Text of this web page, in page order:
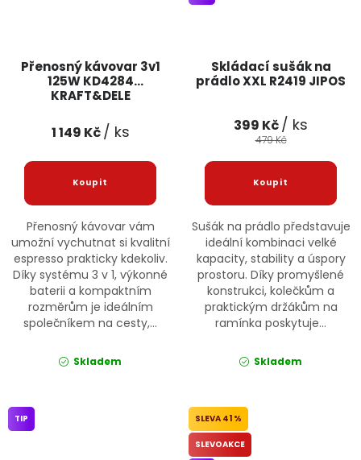
Přenosný kávovar 3v1
125W KD4284
KRAFT&DELE
1 149 Kč/ ks
Přenosný kávovar vám
umožní vychutnat si kvalitní
espresso prakticky kdekoliv.
Díky systému 3 v 1, výkonné
baterii a kompaktním
rozměrům je ideálním
společníkem na cesty,...
Skladem
Skládací sušák na
prádlo XXL R2419 JIPOS
399 Kč/ ks
479 Kč
Sušák na prádlo představuje
ideální kombinaci velké
kapacity, stability a úspory
prostoru. Díky promyšlené
konstrukci, kolečkům a
praktickým držákům na
ramínka poskytuje...
Skladem
TIP 41 %
SLEVOAKCE